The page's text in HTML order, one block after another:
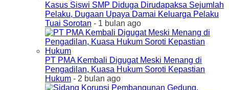
Kasus Siswi SMP Diduga Dirudapaksa Sejumlah
Pelaku, Dugaan Upaya Damai Keluarga Pelaku
Tuai Sorotan - 1 bulan ago
PT PMA Kembali Digugat Meski Menang di
Pengadilan, Kuasa Hukum Soroti Kepastian
Hukum - 2 bulan ago